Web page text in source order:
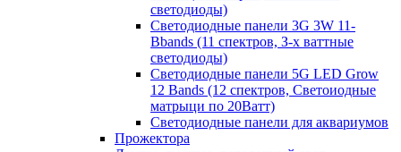
светодиоды)
Светодиодные панели 3G 3W 11-
Bbands (11 спектров, З-х ваттные
светодиоды)
Светодиодные панели 5G LЕD Grow
12 Bands (12 спектров, Светоиодные
матрыци по 20Ватт)
Светодиодные панели для аквариумов
Прожектора